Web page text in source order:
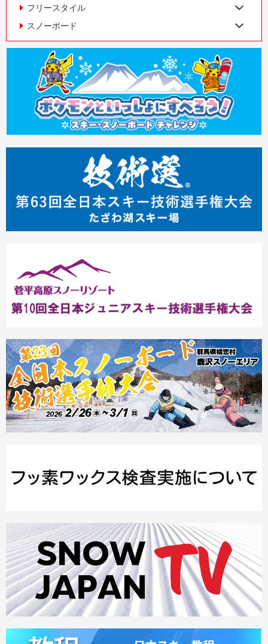
フリースタイル
スノーボード